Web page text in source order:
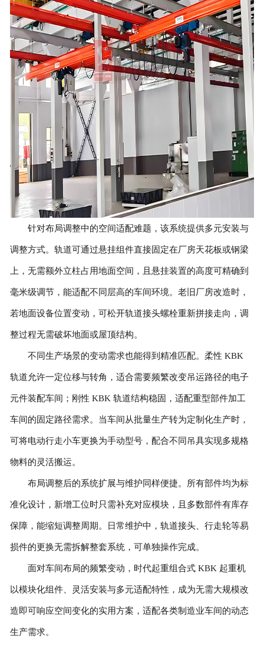
针对布局调整中的空间适配难题，该系统提供多元安装与
调整方式。轨道可通过悬挂组件直接固定在厂房天花板或钢梁
上，无需额外立柱占用地面空间，且悬挂装置的高度可精确到
毫米级调节，能适配不同层高的车间环境。老旧厂房改造时，
若地面设备位置变动，可松开轨道接头螺栓重新拼接走向，调
整过程无需破坏地面或屋顶结构。
不同生产场景的变动需求也能得到精准匹配。柔性 KBK
轨道允许一定位移与转角，适合需要频繁改变吊运路径的电子
元件装配车间；刚性 KBK 轨道结构稳固，适配重型部件加工
车间的固定路径需求。当车间从批量生产转为定制化生产时，
可将电动行走小车更换为手动型号，配合不同吊具实现多规格
物料的灵活搬运。
布局调整后的系统扩展与维护同样便捷。所有部件均为标
准化设计，新增工位时只需补充对应模块，且多数部件有库存
保障，能缩短调整周期。日常维护中，轨道接头、行走轮等易
损件的更换无需拆解整套系统，可单独操作完成。
面对车间布局的频繁变动，时代起重组合式 KBK 起重机
以模块化组件、灵活安装与多元适配特性，成为无需大规模改
造即可响应空间变化的实用方案，适配各类制造业车间的动态
生产需求。